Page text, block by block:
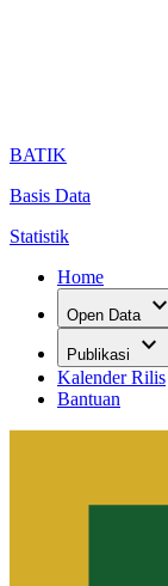
BATIK
Basis Data
Statistik
Home
Open Data expand_more
Publikasi expand_more
Kalender Rilis
Bantuan